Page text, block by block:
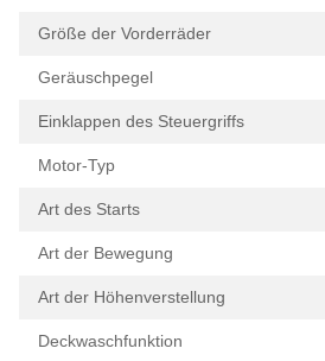
Größe der Vorderräder
Geräuschpegel
Einklappen des Steuergriffs
Motor-Typ
Art des Starts
Art der Bewegung
Art der Höhenverstellung
Deckwaschfunktion